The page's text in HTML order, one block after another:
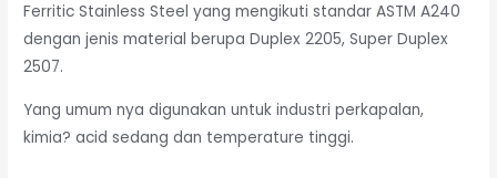
Ferritic Stainless Steel yang mengikuti standar ASTM A240
dengan jenis material berupa Duplex 2205, Super Duplex
2507.
Yang umum nya digunakan untuk industri perkapalan,
kimia? acid sedang dan temperature tinggi.